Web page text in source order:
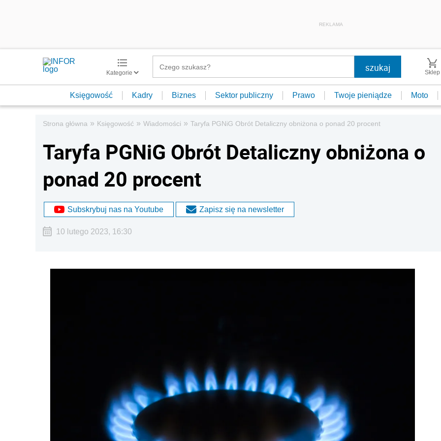
REKLAMA
Kategorie Sklep
Księgowość Kadry Biznes Sektor publiczny Prawo Twoje pieniądze Moto
Strona główna » Księgowość » Wiadomości » Taryfa PGNiG Obrót Detaliczny obniżona o ponad 20 procent
Taryfa PGNiG Obrót Detaliczny obniżona o
ponad 20 procent
Subskrybuj nas na Youtube Zapisz się na newsletter
10 lutego 2023, 16:30